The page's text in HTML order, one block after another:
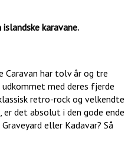
karavane.
Caravan har tolv år og tre
med deres fjerde
retro-rock og velkendte
det absolut i den gode ende
eller Kadavar? Så